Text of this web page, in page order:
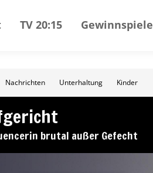
TV 20:15 Gewinnspiele
Nachrichten Unterhaltung Kinder
brutal außer Gefecht